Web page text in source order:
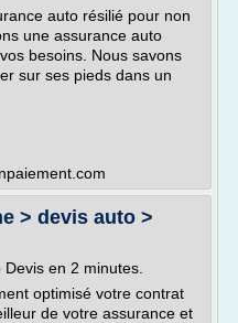
auto résilié pour non
une assurance auto
besoins. Nous savons
sur ses pieds dans un
> devis auto >
en 2 minutes.
optimisé votre contrat
de votre assurance et